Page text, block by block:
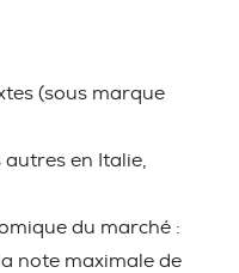
(sous marque
en Italie,
du marché :
note maximale de